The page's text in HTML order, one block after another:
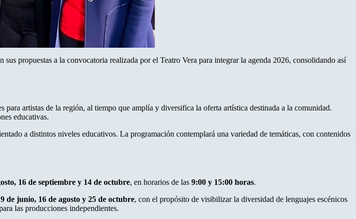
propuestas a la convocatoria realizada por el Teatro Vera para integrar la agenda 2026, consolidando así
artistas de la región, al tiempo que amplía y diversifica la oferta artística destinada a la comunidad.
educativas.
a distintos niveles educativos. La programación contemplará una variedad de temáticas, con contenidos
16 de septiembre y 14 de octubre, en horarios de las 9:00 y 15:00 horas.
de junio, 16 de agosto y 25 de octubre, con el propósito de visibilizar la diversidad de lenguajes escénicos
las producciones independientes.